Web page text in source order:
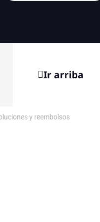
Ir arriba
y reembolsos